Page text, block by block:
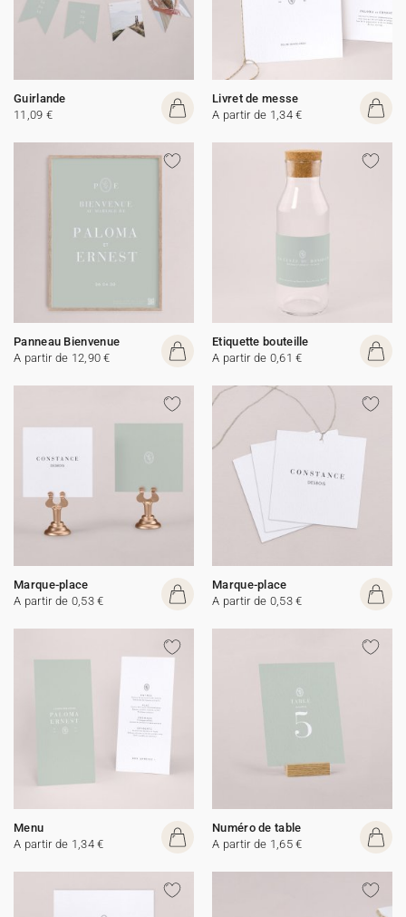
Guirlande
11,09 €
Livret de messe
A partir de 1,34 €
Panneau Bienvenue
A partir de 12,90 €
Etiquette bouteille
A partir de 0,61 €
Marque-place
A partir de 0,53 €
Marque-place
A partir de 0,53 €
Menu
A partir de 1,34 €
Numéro de table
A partir de 1,65 €